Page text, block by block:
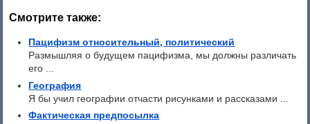
Смотрите также:
Пацифизм относительный, политический
Размышляя о будущем пацифизма, мы должны различать
его ...
География
Я бы учил географии отчасти рисунками и рассказами ...
Фактическая предпосылка